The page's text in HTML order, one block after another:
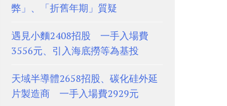
弊」、「折舊年期」質疑
遇見小麵2408招股 一手入場費
3556元、引入海底撈等為基投
天域半導體2658招股、碳化硅外延
片製造商 一手入場費2929元